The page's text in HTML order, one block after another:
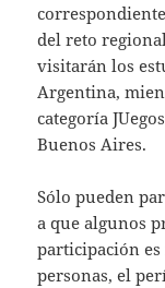
del reto
visitarán los
Argentina,
categoría
Buenos Aires.
Sólo pueden
a que algunos
participación
personas, el